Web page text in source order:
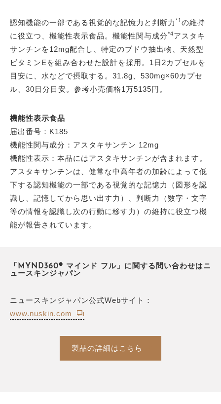
認知機能の一部である視覚的な記憶力と判断力 *1 の維持
に役立つ、機能性表示食品。機能性関与成分*4アスタキ
サンチンを12mg配合し、特定のブドウ抽出物、天然型
ビタミンEを組み合わせた設計を採用。1日2カプセルを
目安に、水などで摂取する。31.8g、530mg×60カプセ
ル、30日分目安。参考小売価格1万5135円。
機能性表示食品
届出番号：K185
機能性関与成分：アスタキサンチン 12mg
機能性表示：本品にはアスタキサンチンが含まれます。
アスタキサンチンは、健常な中高年者の加齢によって低
下する認知機能の一部である視覚的な記憶力（図形を認
識し、記憶してから思い出す力）、判断力（数字・文字
等の情報を認識し次の行動に移す力）の維持に役立つ機
能が報告されています。
「MYND360® マインド フル」に関する問い合わせはニ
ュースキンジャパン
ニュースキンジャパン公式Webサイト：
www.nuskin.com
製品の詳細はこちら